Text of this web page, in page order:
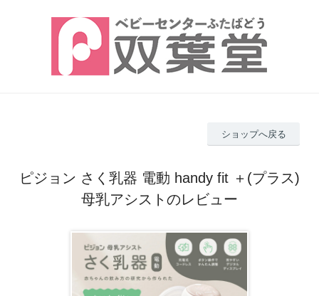
ショップへ戻る
ピジョン さく乳器 電動 handy fit ＋(プラス)
母乳アシストのレビュー